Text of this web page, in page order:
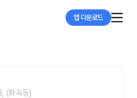
앱 다운로드
(화곡동)